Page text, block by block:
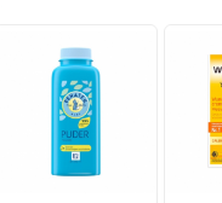
长按识别图中二维码
查看商品详情